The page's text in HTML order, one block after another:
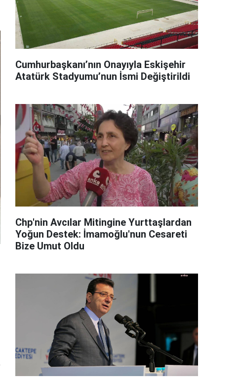
Cumhurbaşkanı’nın Onayıyla Eskişehir
Atatürk Stadyumu’nun İsmi Değiştirildi
Chp'nin Avcılar Mitingine Yurttaşlardan
Yoğun Destek: İmamoğlu'nun Cesareti
Bize Umut Oldu